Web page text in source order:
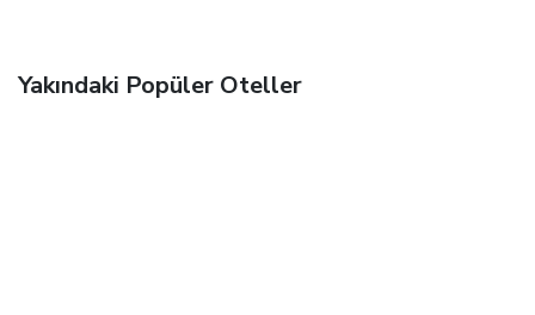
Yakındaki Popüler Oteller